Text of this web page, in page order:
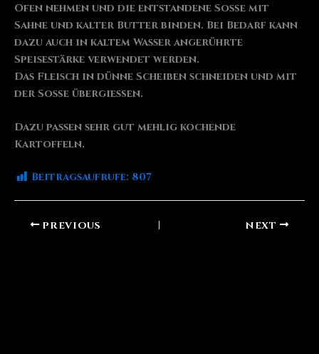
Ofen nehmen und die entstandene Soße mit
Sahne und kalter Butter binden. Bei Bedarf kann
dazu auch in kaltem Wasser angerührte
Speisestärke verwendet werden.
Das Fleisch in dünne Scheiben schneiden und mit
der Soße übergießen.
Dazu passen sehr gut mehlig kochende
Kartoffeln.
Beitragsaufrufe: 807
PREVIOUS NEXT